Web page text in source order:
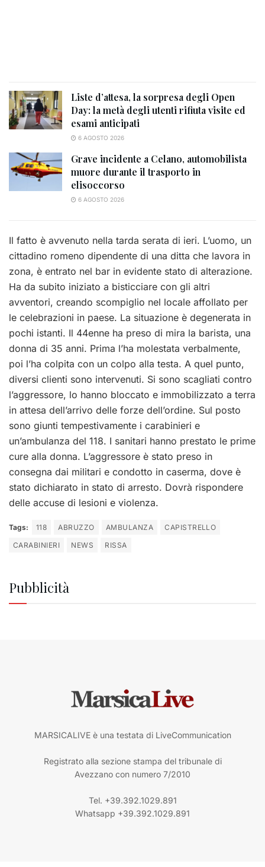
Liste d’attesa, la sorpresa degli Open
Day: la metà degli utenti rifiuta visite ed
esami anticipati
6 AGOSTO 2026
Grave incidente a Celano, automobilista
muore durante il trasporto in
elisoccorso
6 AGOSTO 2026
Il fatto è avvenuto nella tarda serata di ieri. L’uomo, un
cittadino romeno dipendente di una ditta che lavora in
zona, è entrato nel bar in evidente stato di alterazione.
Ha da subito iniziato a bisticciare con gli altri
avventori, creando scompiglio nel locale affollato per
le celebrazioni in paese. La situazione è degenerata in
pochi istanti. Il 44enne ha preso di mira la barista, una
donna di 35 anni. Prima l’ha molestata verbalmente,
poi l’ha colpita con un colpo alla testa. A quel punto,
diversi clienti sono intervenuti. Si sono scagliati contro
l’aggressore, lo hanno bloccato e immobilizzato a terra
in attesa dell’arrivo delle forze dell’ordine. Sul posto
sono giunti tempestivamente i carabinieri e
un’ambulanza del 118. I sanitari hanno prestato le prime
cure alla donna. L’aggressore è stato preso in
consegna dai militari e condotto in caserma, dove è
stato dichiarato in stato di arresto. Dovrà rispondere
delle accuse di lesioni e violenza.
Tags: 118 ABRUZZO AMBULANZA
CAPISTRELLO
CARABINIERI
NEWS RISSA
Pubblicità
MARSICALIVE è una testata di LiveCommunication
Registrato alla sezione stampa del tribunale di
Avezzano con numero 7/2010
Tel. +39.392.1029.891
Whatsapp +39.392.1029.891